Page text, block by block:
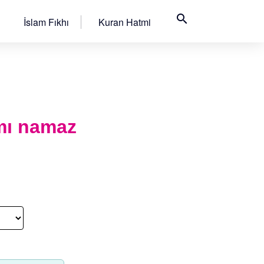
İslam Fıkhı Kuran Hatmi search
namaz